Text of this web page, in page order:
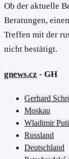
Ob der aktuelle
Beratungen,
Treffen mit der
nicht bestätigt.
gnews.cz - GH
Gerhard
Moskau
Wladimir
Russland
Deutschland